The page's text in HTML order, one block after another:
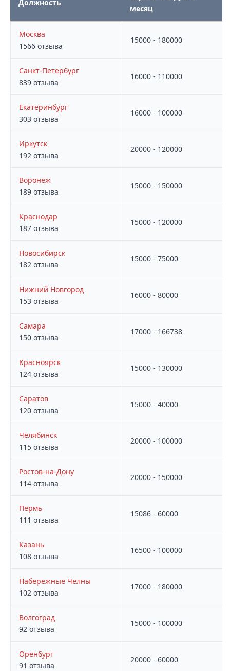
Должность
месяц
Москва
1566 отзыва
15000 - 180000
Санкт-Петербург
839 отзыва
16000 - 110000
Екатеринбург
303 отзыва
16000 - 100000
Иркутск
192 отзыва
20000 - 120000
Воронеж
189 отзыва
15000 - 150000
Краснодар
187 отзыва
15000 - 120000
Новосибирск
182 отзыва
15000 - 75000
Нижний Новгород
153 отзыва
16000 - 80000
Самара
150 отзыва
17000 - 166738
Красноярск
124 отзыва
15000 - 130000
Саратов
120 отзыва
15000 - 40000
Челябинск
115 отзыва
20000 - 100000
Ростов-на-Дону
114 отзыва
20000 - 150000
Пермь
111 отзыва
15086 - 60000
Казань
108 отзыва
16500 - 100000
Набережные Челны
102 отзыва
17000 - 180000
Волгоград
92 отзыва
15000 - 100000
Оренбург
91 отзыва
20000 - 60000